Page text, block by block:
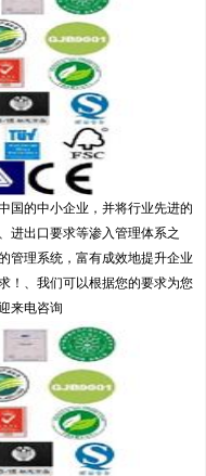
国的中小企业，并将行业先进的
进出口要求等渗入管理体系之
管理系统，富有成效地提升企业
！、我们可以根据您的要求为您
来电咨询